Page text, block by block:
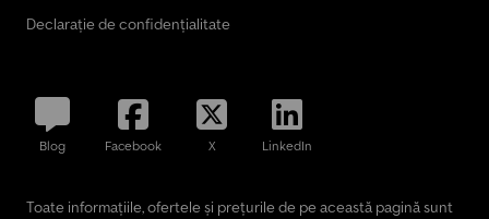
Declarație de confidențialitate
Blog Facebook X LinkedIn
Toate informațiile, ofertele și prețurile de pe această pagină sunt